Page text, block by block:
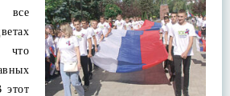
все
что
этот